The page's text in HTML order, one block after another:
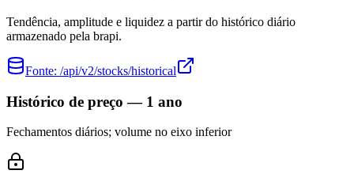
Tendência, amplitude e liquidez a partir do histórico diário
armazenado pela brapi.
Fonte: /api/v2/stocks/historical
Histórico de preço — 1 ano
Fechamentos diários; volume no eixo inferior